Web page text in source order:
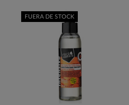
FUERA DE STOCK